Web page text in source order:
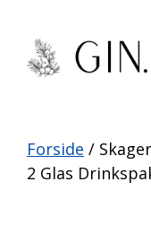
indhold
Forside /
2 Glas